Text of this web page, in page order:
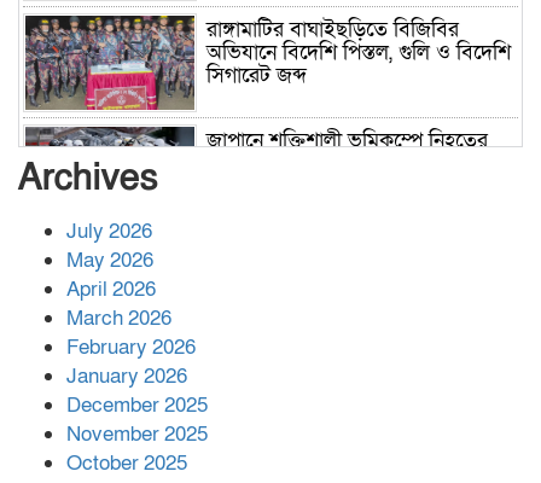
রাঙ্গামাটির বাঘাইছড়িতে বিজিবির
অভিযানে বিদেশি পিস্তল, গুলি ও বিদেশি
সিগারেট জব্দ
জাপানে শক্তিশালী ভূমিকম্পে নিহতের
Archives
July 2026
May 2026
April 2026
March 2026
February 2026
January 2026
December 2025
November 2025
October 2025